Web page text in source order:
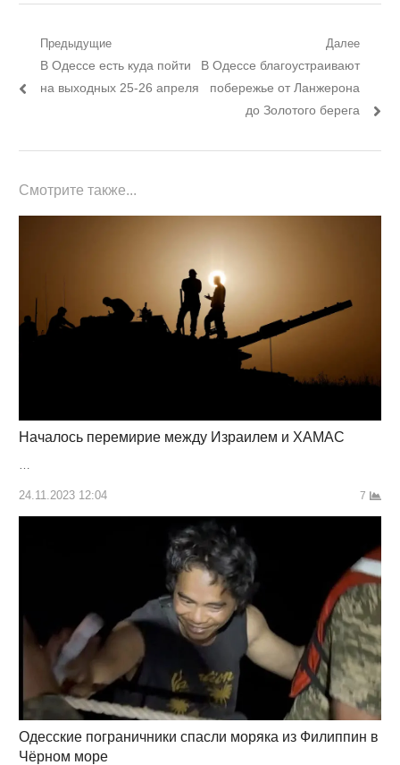
Навигация
по
Предыдущие
Предыдущий
пост:
В Одессе есть куда пойти
на выходных 25-26 апреля
Далее
Следующий
пост:
В Одессе благоустраивают
побережье от Ланжерона
до Золотого берега
Смотрите также...
Началось перемирие между Израилем и ХАМАС
…
24.11.2023 12:04 7
Одесские пограничники спасли моряка из Филиппин в
Чёрном море